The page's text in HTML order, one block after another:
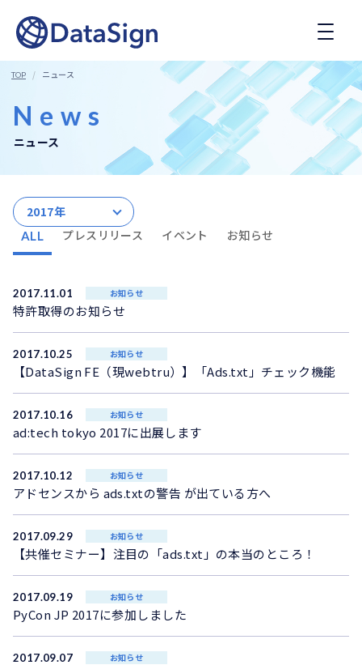
TOP ニュース
News
ニュース
ALL プレスリリース イベント お知らせ
2017年
2017.11.01 お知らせ
特許取得のお知らせ
2017.10.25 お知らせ
【DataSign FE（現webtru）】「Ads.txt」チェック機能
2017.10.16 お知らせ
ad:tech tokyo 2017に出展します
2017.10.12 お知らせ
アドセンスから ads.txtの警告 が出ている方へ
2017.09.29 お知らせ
【共催セミナー】注目の「ads.txt」の本当のところ！
2017.09.19 お知らせ
PyCon JP 2017に参加しました
2017.09.07 お知らせ